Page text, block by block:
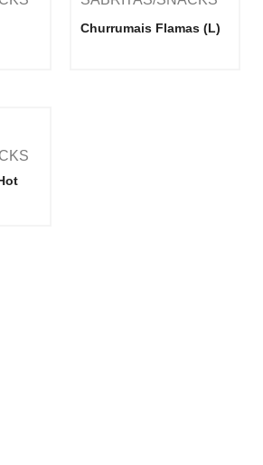
0
out
of
Churrumais Flamas (L)